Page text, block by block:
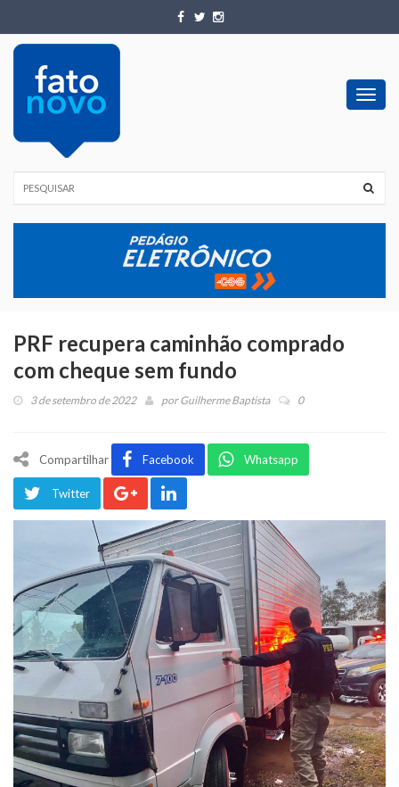
PRF recupera caminhão comprado
com cheque sem fundo
3 de setembro de 2022 porGuilherme Baptista 0
Compartilhar Facebook Whatsapp
Twitter